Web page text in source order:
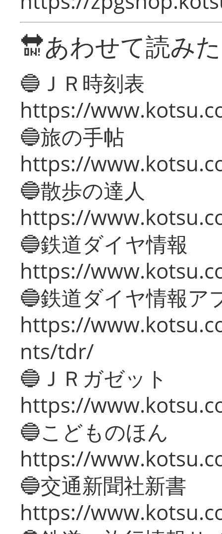
🔛あわせて読み
🔵ＪＲ時刻表
https://
🔵旅の手帖
https://
🔵散歩の達人
https://
🔵鉄道ダイヤ情報
https://
🔵鉄道ダイヤ情報ア
https://
nts/tdr/
🔵ＪＲガゼット
https://
🔵こどものほん
https://
🔵交通新聞社新書
https://